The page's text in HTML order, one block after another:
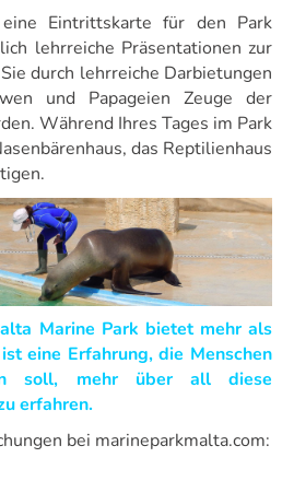
Eintrittskarte für den Park
lehrreiche Präsentationen zur
durch lehrreiche Darbietungen
und Papageien Zeuge der
Während Ihres Tages im Park
das Reptilienhaus
Marine Park bietet mehr als
eine Erfahrung, die Menschen
soll, mehr über all diese
erfahren.
bei marineparkmalta.com: